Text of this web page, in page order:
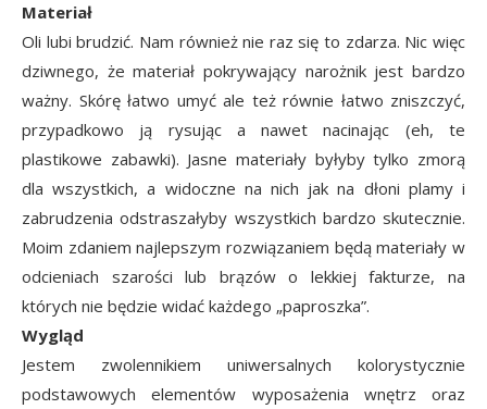
Materiał
Oli lubi brudzić. Nam również nie raz się to zdarza. Nic więc
dziwnego, że materiał pokrywający narożnik jest bardzo
ważny. Skórę łatwo umyć ale też równie łatwo zniszczyć,
przypadkowo ją rysując a nawet nacinając (eh, te
plastikowe zabawki). Jasne materiały byłyby tylko zmorą
dla wszystkich, a widoczne na nich jak na dłoni plamy i
zabrudzenia odstraszałyby wszystkich bardzo skutecznie.
Moim zdaniem najlepszym rozwiązaniem będą materiały w
odcieniach szarości lub brązów o lekkiej fakturze, na
których nie będzie widać każdego „paproszka”.
Wygląd
Jestem zwolennikiem uniwersalnych kolorystycznie
podstawowych elementów wyposażenia wnętrz oraz